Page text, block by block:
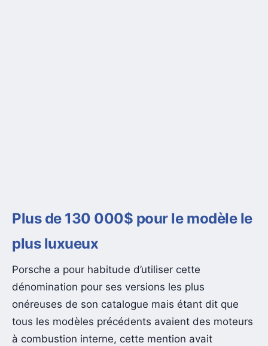
Plus de 130 000$ pour le modèle le
plus luxueux
Porsche a pour habitude d’utiliser cette
dénomination pour ses versions les plus
onéreuses de son catalogue mais étant dit que
tous les modèles précédents avaient des moteurs
à combustion interne, cette mention avait